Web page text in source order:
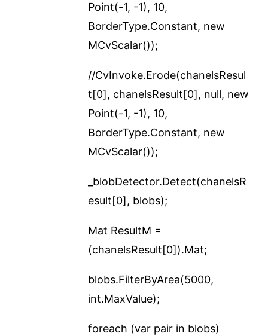
Point(-1, -1), 10,
BorderType.Constant, new
MCvScalar());
//CvInvoke.Erode(chanelsResul
t[0], chanelsResult[0], null, new
Point(-1, -1), 10,
BorderType.Constant, new
MCvScalar());
_blobDetector.Detect(chanelsR
esult[0], blobs);
Mat ResultM =
(chanelsResult[0]).Mat;
blobs.FilterByArea(5000,
int.MaxValue);
foreach (var pair in blobs)